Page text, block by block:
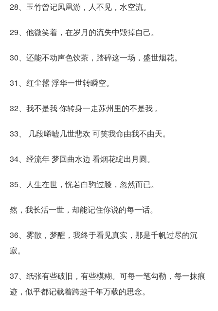
28、玉竹曾记凤凰游，人不见，水空流。
29、他微笑着，在岁月的流失中毁掉自己。
30、还能不动声色饮茶，踏碎这一场，盛世烟花。
31、红尘嚣 浮华一世转瞬空。
32、我不是我 你转身一走苏州里的不是我 。
33、 几段唏嘘几世悲欢 可笑我命由我不由天。
34、经流年 梦回曲水边 看烟花绽出月圆。
35、人生在世，恍若白驹过膝，忽然而已。
然，我长活一世，却能记住你说的每一话。
36、雾散，梦醒，我终于看见真实，那是千帆过尽的沉
寂。
37、纸张有些破旧，有些模糊。可每一笔勾勒，每一抹痕
迹，似乎都记载着跨越千年万载的思念。